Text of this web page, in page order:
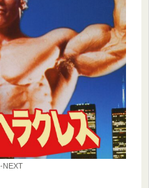
NEXT